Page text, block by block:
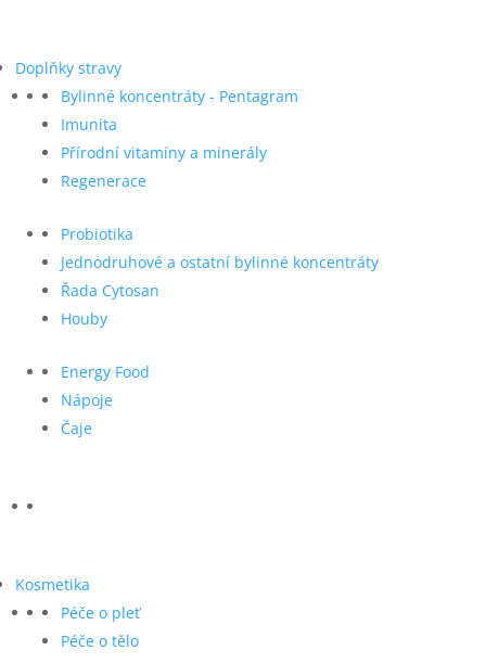
Doplňky stravy
Bylinné koncentráty - Pentagram
Imunita
Přírodní vitamíny a minerály
Regenerace
Probiotika
Jednodruhové a ostatní bylinné koncentráty
Řada Cytosan
Houby
Energy Food
Nápoje
Čaje
Kosmetika
Péče o pleť
Péče o tělo